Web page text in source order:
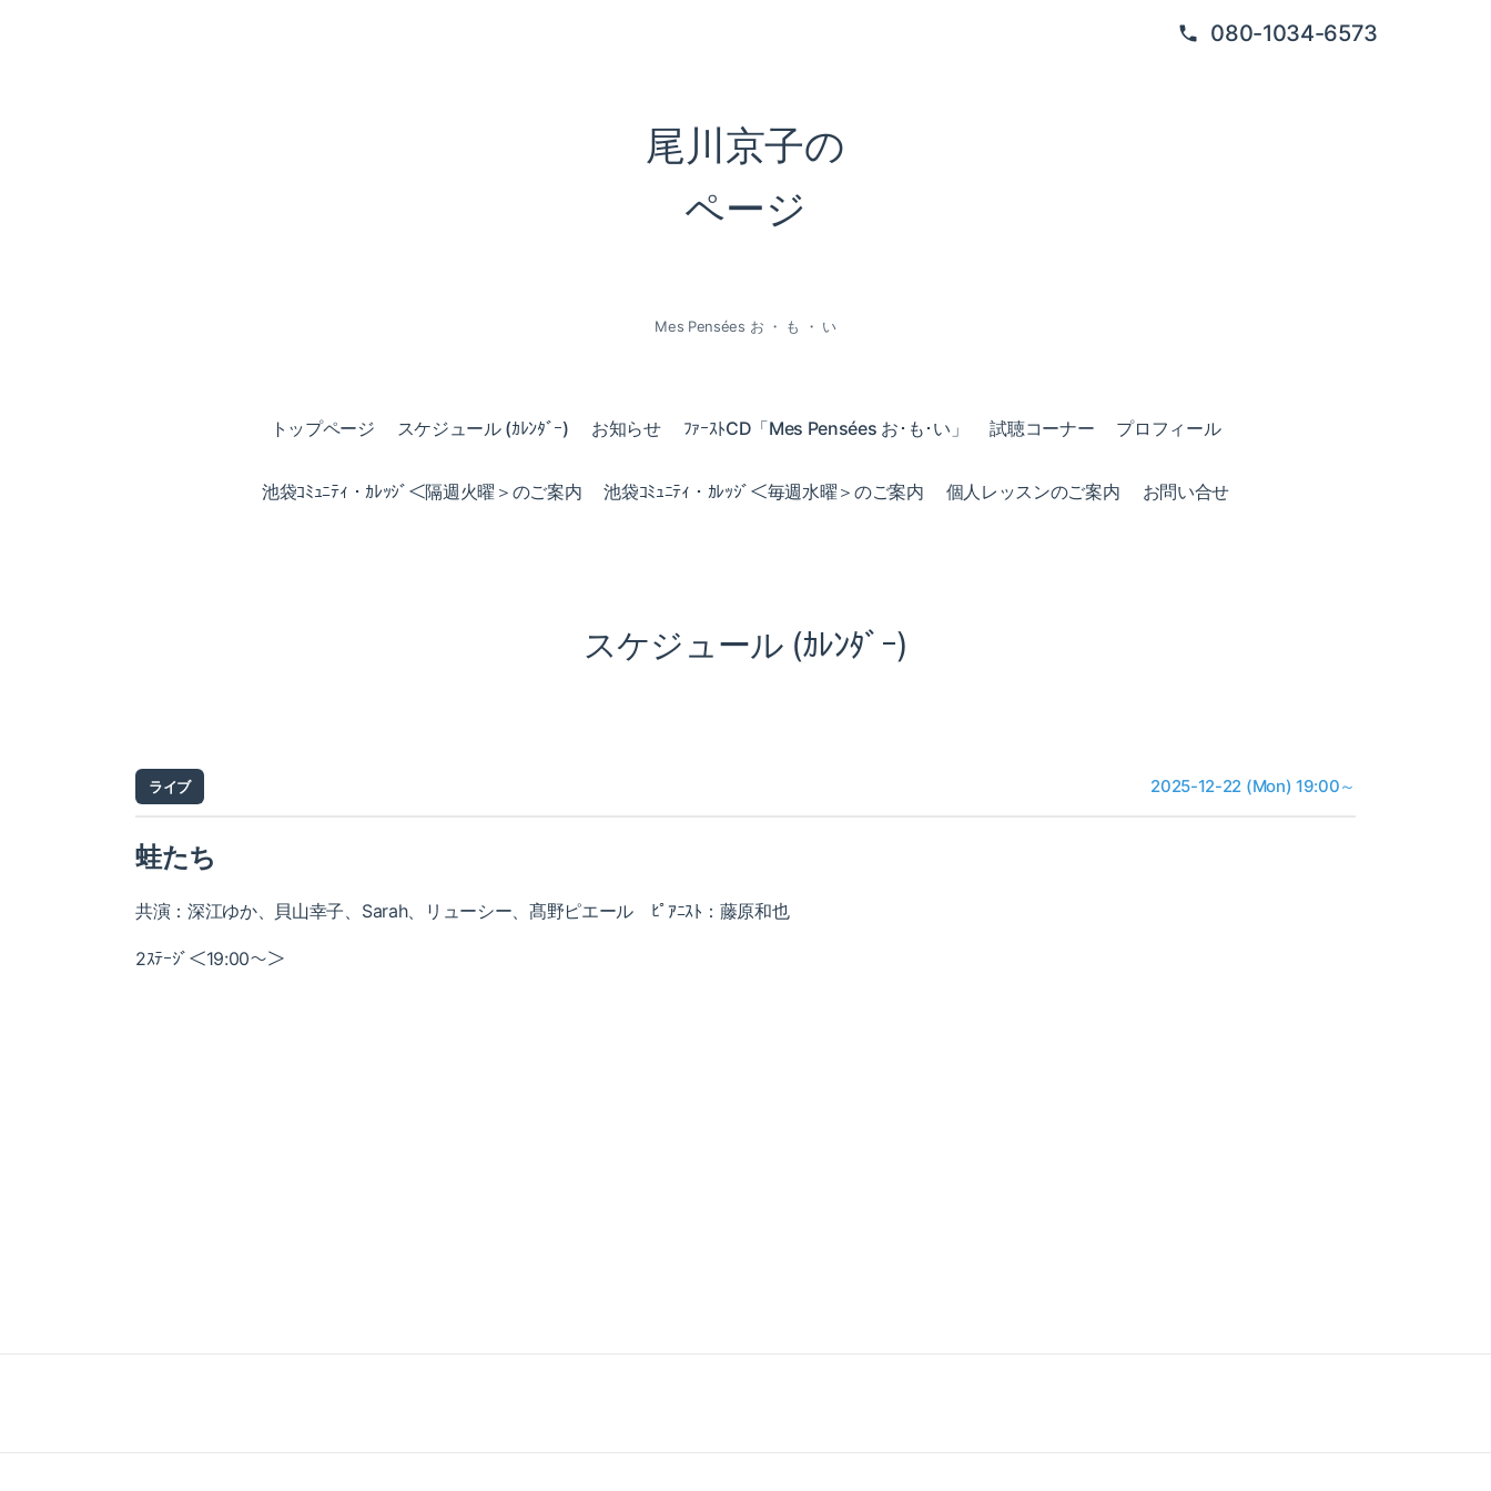
080-1034-6573
尾川京子の
ページ
Mes Pensées お ・ も ・ い
トップページ スケジュール (ｶﾚﾝﾀﾞｰ) お知らせ ﾌｧｰｽﾄCD「Mes Pensées お･も･い」 試聴コーナー プロフィール
池袋ｺﾐｭﾆﾃｨ・ｶﾚｯｼﾞ＜隔週火曜＞のご案内 池袋ｺﾐｭﾆﾃｨ・ｶﾚｯｼﾞ＜毎週水曜＞のご案内 個人レッスンのご案内 お問い合せ
スケジュール (ｶﾚﾝﾀﾞｰ)
ライブ 2025-12-22 (Mon) 19:00～
蛙たち
共演：深江ゆか、貝山幸子、Sarah、リューシー、髙野ピエール ﾋﾟｱﾆｽﾄ：藤原和也
2ｽﾃｰｼﾞ＜19:00～＞